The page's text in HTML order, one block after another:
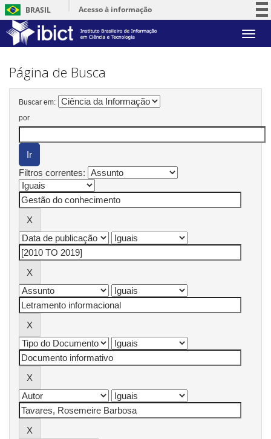
BRASIL
Acesso à informação
Serviços
Skip
Página de Busca
Buscar em:
por
Filtros correntes: